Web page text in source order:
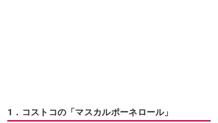
1．コストコの「マスカルポーネロール」